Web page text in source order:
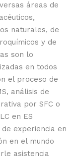
áreas de
naturales, de
y de
son lo
en todos
el proceso de
análisis de
por SFC o
en ES
experiencia en
en el mundo
asistencia